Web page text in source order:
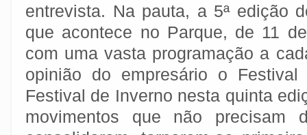
entrevista. Na pauta, a 5ª edição
que acontece no Parque, de 11
com uma vasta programação a
opinião do empresário o Festival
Festival de Inverno nesta quinta
movimentos que não